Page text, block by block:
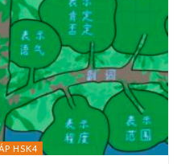
HSK4